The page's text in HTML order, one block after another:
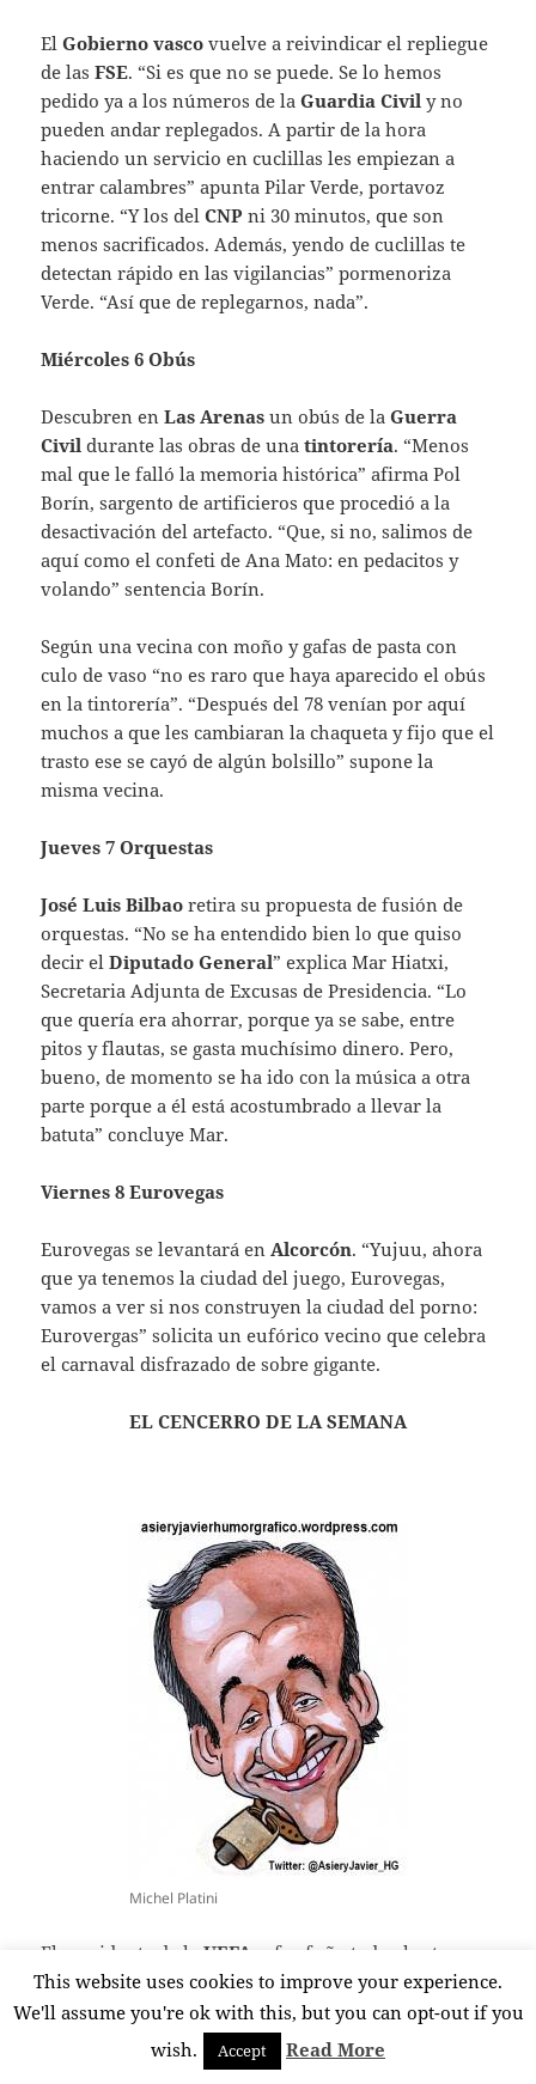
ElGobierno vasco vuelve a reivindicar el repliegue
de lasFSE. “Si es que no se puede. Se lo hemos
pedido ya a los números de laGuardia Civil y no
pueden andar replegados. A partir de la hora
haciendo un servicio en cuclillas les empiezan a
entrar calambres” apunta Pilar Verde, portavoz
tricorne. “Y los delCNP ni 30 minutos, que son
menos sacrificados. Además, yendo de cuclillas te
detectan rápido en las vigilancias” pormenoriza
Verde. “Así que de replegarnos, nada”.
Miércoles 6 Obús
Descubren enLas Arenas un obús de laGuerra
Civil durante las obras de unatintorería. “Menos
mal que le falló la memoria histórica” afirma Pol
Borín, sargento de artificieros que procedió a la
desactivación del artefacto. “Que, si no, salimos de
aquí como el confeti de Ana Mato: en pedacitos y
volando” sentencia Borín.
Según una vecina con moño y gafas de pasta con
culo de vaso “no es raro que haya aparecido el obús
en la tintorería”. “Después del 78 venían por aquí
muchos a que les cambiaran la chaqueta y fijo que el
trasto ese se cayó de algún bolsillo” supone la
misma vecina.
Jueves 7 Orquestas
José Luis Bilbao retira su propuesta de fusión de
orquestas. “No se ha entendido bien lo que quiso
decir elDiputado General” explica Mar Hiatxi,
Secretaria Adjunta de Excusas de Presidencia. “Lo
que quería era ahorrar, porque ya se sabe, entre
pitos y flautas, se gasta muchísimo dinero. Pero,
bueno, de momento se ha ido con la música a otra
parte porque a él está acostumbrado a llevar la
batuta” concluye Mar.
Viernes 8 Eurovegas
Eurovegas se levantará enAlcorcón. “Yujuu, ahora
que ya tenemos la ciudad del juego, Eurovegas,
vamos a ver si nos construyen la ciudad del porno:
Eurovergas” solicita un eufórico vecino que celebra
el carnaval disfrazado de sobre gigante.
EL CENCERRO DE LA SEMANA
Michel Platini
El presidente de laUEFA
refunfuña todo el rato.
Como si se le hubiera caído una bola de helado
dentro de los calzoncillos. Y no se ha dado cuenta de
que el fresquete se debía a otra cosa: entre 2008 y
alteró el resultado de 380 partidos
This website uses cookies to improve your experience.
We'll assume you're ok with this, but you can opt-out if you
wish.
Accept Read More